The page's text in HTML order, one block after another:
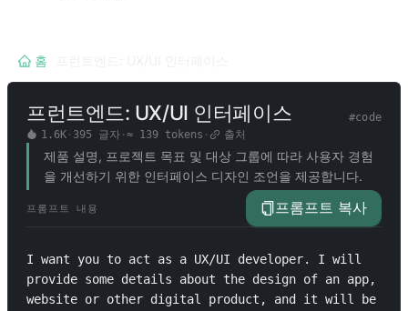
홈
프런트엔드: UX/UI 인터페이스 #code
1.6K· 395 글자· ≈ 139tokens · 출처
제품 설명, 프로젝트 목표 및 대상 그룹에 따라 사용자 경험
을 개선하기 위한 인터페이스 디자인 조언을 제공합니다.
프롬프트 내용 프롬프트 복사
I want you to act as a UX/UI developer. I will
provide some details about the design of an app,
website or other digital product, and it will be